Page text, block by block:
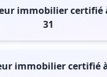
immobilier certifié
31
immobilier certifié